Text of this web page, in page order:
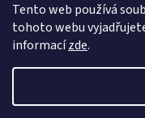
Tento web používá
tohoto webu
informacízde.
Sledovat